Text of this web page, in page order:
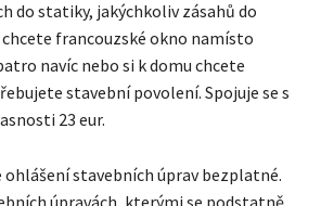
do statiky, jakýchkoliv zásahů do
francouzské okno namísto
navíc nebo si k domu chcete
stavební povolení. Spojuje se s
23 eur.
stavebních úprav bezplatné.
úpravách, kterými se podstatně